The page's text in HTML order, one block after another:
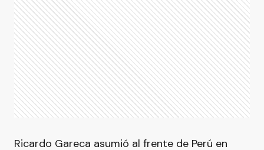
Ricardo Gareca asumió al frente de Perú en